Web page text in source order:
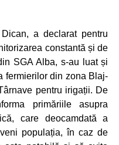
a declarat pentru
constantă și de
SGA Alba, s-au luat și
fermierilor din zona Blaj-
pentru irigații. De
primăriile asupra
care deocamdată a
populația, în caz de